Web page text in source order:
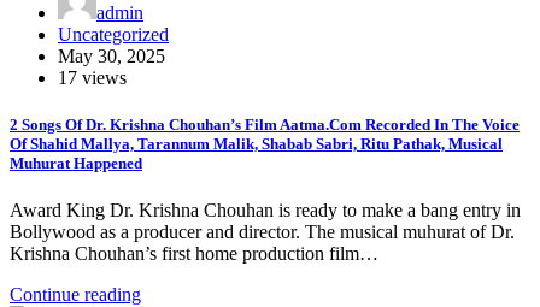
admin
Uncategorized
May 30, 2025
17 views
2 Songs Of Dr. Krishna Chouhan’s Film Aatma.Com Recorded In The Voice
Of Shahid Mallya, Tarannum Malik, Shabab Sabri, Ritu Pathak, Musical
Muhurat Happened
Award King Dr. Krishna Chouhan is ready to make a bang entry in
Bollywood as a producer and director. The musical muhurat of Dr.
Krishna Chouhan’s first home production film…
Continue reading